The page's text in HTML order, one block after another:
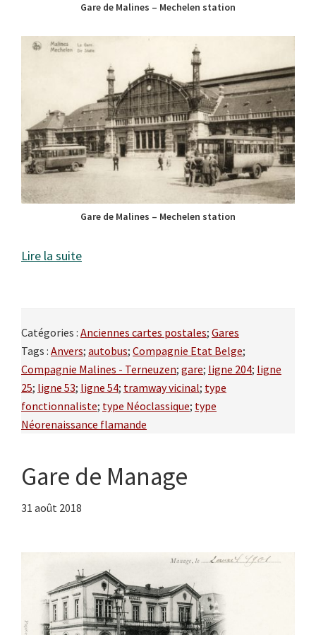
Gare de Malines – Mechelen station
Gare de Malines – Mechelen station
Lire la suite
Catégories : Anciennes cartes postales; Gares
Tags : Anvers; autobus; Compagnie Etat Belge;
Compagnie Malines - Terneuzen; gare; ligne 204; ligne
25; ligne 53; ligne 54; tramway vicinal; type
fonctionnaliste; type Néoclassique; type
Néorenaissance flamande
Gare de Manage
31 août 2018